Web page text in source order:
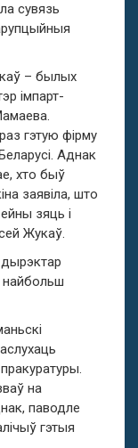
сувязь
– былых
імпарт-
гэтую фірму
Аднак
хто быў
заявіла, што
зяць і
Жукаў.
найбольш
на
паводле
гэтыя